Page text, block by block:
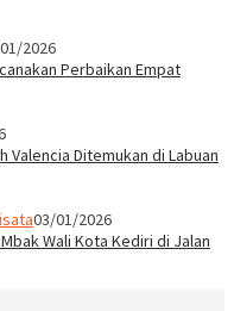
2026
Perbaikan Empat
Valencia Ditemukan di Labuan
03/01/2026
Wali Kota Kediri di Jalan